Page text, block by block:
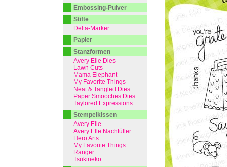
Embossing-Pulver
Stifte
Delta-Marker
Papier
Stanzformen
Avery Elle Dies
Lawn Cuts
Mama Elephant
My Favorite Things
Neat & Tangled Dies
Paper Smooches Dies
Taylored Expressions
Stempelkissen
Avery Elle
Avery Elle Nachfüller
Hero Arts
My Favorite Things
Ranger
Tsukineko